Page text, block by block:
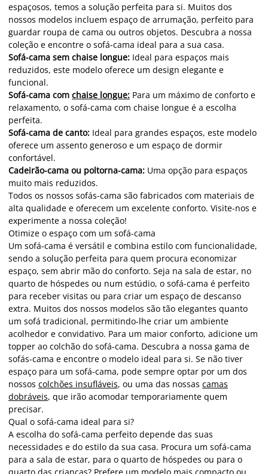
espaçosos, temos a solução perfeita para si. Muitos dos
nossos modelos incluem espaço de arrumação, perfeito para
guardar roupa de cama ou outros objetos. Descubra a nossa
coleção e encontre o sofá-cama ideal para a sua casa.
Sofá-cama sem chaise longue: Ideal para espaços mais
reduzidos, este modelo oferece um design elegante e
funcional.
Sofá-cama com chaise longue: Para um máximo de conforto e
relaxamento, o sofá-cama com chaise longue é a escolha
perfeita.
Sofá-cama de canto: Ideal para grandes espaços, este modelo
oferece um assento generoso e um espaço de dormir
confortável.
Cadeirão-cama ou poltorna-cama: Uma opção para espaços
muito mais reduzidos.
Todos os nossos sofás-cama são fabricados com materiais de
alta qualidade e oferecem um excelente conforto. Visite-nos e
experimente a nossa coleção!
Otimize o espaço com um sofá-cama
Um sofá-cama é versátil e combina estilo com funcionalidade,
sendo a solução perfeita para quem procura economizar
espaço, sem abrir mão do conforto. Seja na sala de estar, no
quarto de hóspedes ou num estúdio, o sofá-cama é perfeito
para receber visitas ou para criar um espaço de descanso
extra. Muitos dos nossos modelos são tão elegantes quanto
um sofá tradicional, permitindo-lhe criar um ambiente
acolhedor e convidativo. Para um maior conforto, adicione um
topper ao colchão do sofá-cama. Descubra a nossa gama de
sofás-cama e encontre o modelo ideal para si. Se não tiver
espaço para um sofá-cama, pode sempre optar por um dos
nossos colchões insufláveis, ou uma das nossas camas
dobráveis, que irão acomodar temporariamente quem
precisar.
Qual o sofá-cama ideal para si?
A escolha do sofá-cama perfeito depende das suas
necessidades e do estilo da sua casa. Procura um sofá-cama
para a sala de estar, para o quarto de hóspedes ou para o